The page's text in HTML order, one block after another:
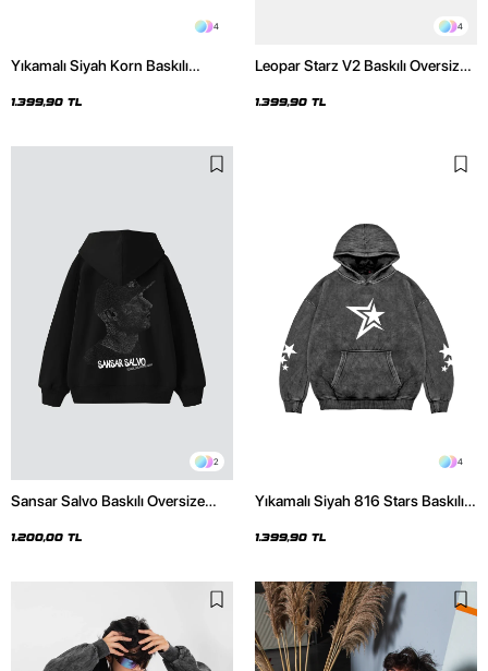
4
Yıkamalı Siyah Korn Baskılı
1.399,90 TL
4
Leopar Starz V2 Baskılı Oversize
Hoodie
1.399,90 TL
2
Sansar Salvo Baskılı Oversize
1.200,00 TL
4
Yıkamalı Siyah 816 Stars Baskılı
1.399,90 TL